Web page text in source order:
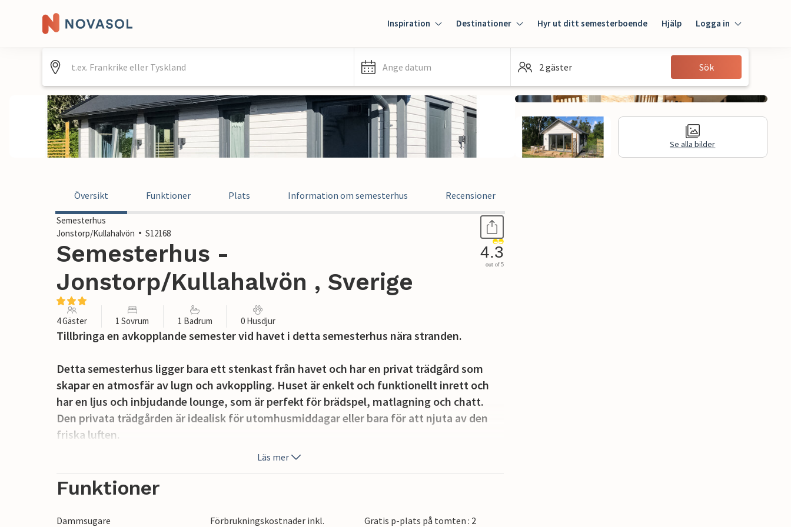
Inspiration Destinationer Hyr ut ditt semesterboende Hjälp Logga in
Gäst
Ange datum 2 gäster Sök
Se alla bilder
Översikt Funktioner Plats Information om semesterhus Recensioner
Semesterhus
Jonstorp/Kullahalvön
S12168
Semesterhus -
Jonstorp/Kullahalvön , Sverige
4.3
out of 5
4 Gäster 1 Sovrum 1 Badrum 0 Husdjur
Tillbringa en avkopplande semester vid havet i detta semesterhus nära stranden.
Detta semesterhus ligger bara ett stenkast från havet och har en privat trädgård som
skapar en atmosfär av lugn och avkoppling. Huset är enkelt och funktionellt inrett och
har en ljus och inbjudande lounge, som är perfekt för brädspel, matlagning och chatt.
Den privata trädgården är idealisk för utomhusmiddagar eller bara för att njuta av den
friska luften.
Kullaleden och strandutflykter till Farhultsbaden eller Revet i Jonstorp. De lokala
Golfentusiaster kan prova på en närliggande golfbana, medan familjer kan njuta av solen
Läs mer
Funktioner
Dammsugare Förbrukningskostnader inkl.
Gratis p-plats på tomten : 2